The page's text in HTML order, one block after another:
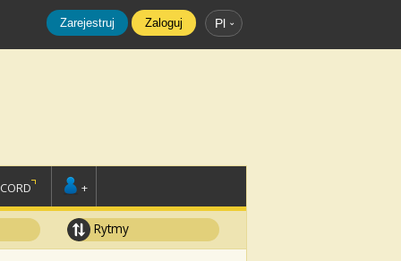
Zarejestruj Zaloguj Pl
+
Rytmy